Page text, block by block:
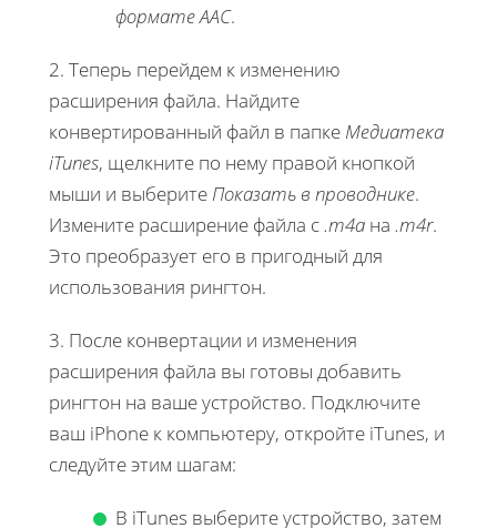
формате AAC.
2. Теперь перейдем к изменению
расширения файла. Найдите
конвертированный файл в папке Медиатека
iTunes, щелкните по нему правой кнопкой
мыши и выберите Показать в проводнике.
Измените расширение файла с.m4a на .m4r.
Это преобразует его в пригодный для
использования рингтон.
3. После конвертации и изменения
расширения файла вы готовы добавить
рингтон на ваше устройство. Подключите
ваш iPhone к компьютеру, откройте iTunes, и
следуйте этим шагам:
В iTunes выберите устройство, затем